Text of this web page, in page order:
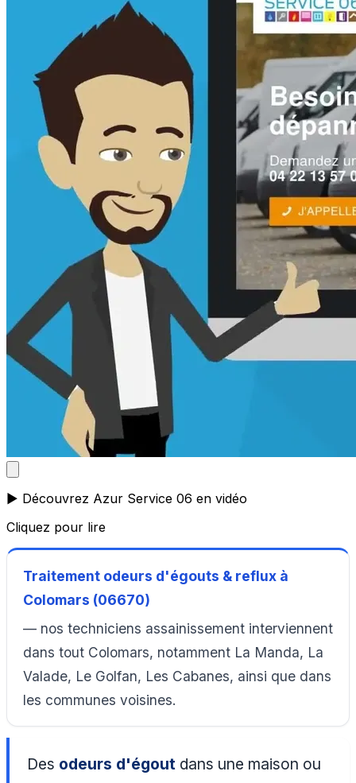
▶️ Découvrez Azur Service 06 en vidéo
Cliquez pour lire
Traitement odeurs d'égouts & reflux à
Colomars (06670)
— nos techniciens assainissement interviennent
dans tout Colomars, notamment La Manda, La
Valade, Le Golfan, Les Cabanes, ainsi que dans
les communes voisines.
Des odeurs d'égout dans une maison ou